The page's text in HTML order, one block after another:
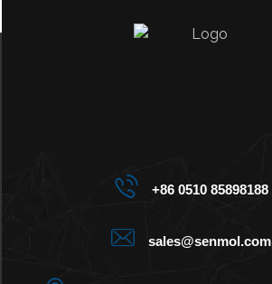
+86 0510 85898188
sales@senmol.com